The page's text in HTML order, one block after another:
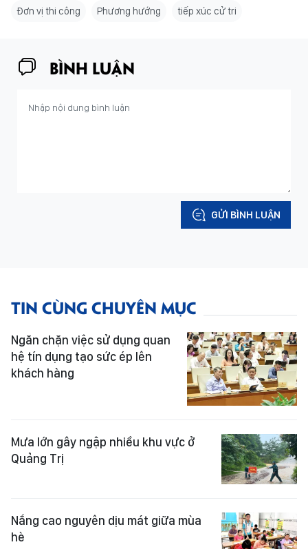
Đơn vị thi công Phương hướng tiếp xúc cử tri
BÌNH LUẬN
GỬI BÌNH LUẬN
TIN CÙNG CHUYÊN MỤC
Ngăn chặn việc sử dụng quan
hệ tín dụng tạo sức ép lên
khách hàng
Mưa lớn gây ngập nhiều khu vực ở
Quảng Trị
Nắng cao nguyên dịu mát giữa mùa
hè